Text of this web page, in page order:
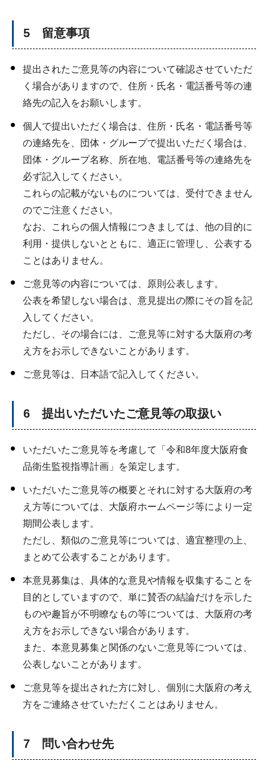
5 留意事項
提出されたご意見等の内容について確認させていただ
く場合がありますので、住所・氏名・電話番号等の連
絡先の記入をお願いします。
個人で提出いただく場合は、住所・氏名・電話番号等
の連絡先を、団体・グループで提出いただく場合は、
団体・グループ名称、所在地、電話番号等の連絡先を
必ず記入してください。
これらの記載がないものについては、受付できません
のでご注意ください。
なお、これらの個人情報につきましては、他の目的に
利用・提供しないとともに、適正に管理し、公表する
ことはありません。
ご意見等の内容については、原則公表します。
公表を希望しない場合は、意見提出の際にその旨を記
入してください。
ただし、その場合には、ご意見等に対する大阪府の考
え方をお示しできないことがあります。
ご意見等は、日本語で記入してください。
6 提出いただいたご意見等の取扱い
いただいたご意見等を考慮して「令和8年度大阪府食
品衛生監視指導計画」を策定します。
いただいたご意見等の概要とそれに対する大阪府の考
え方等については、大阪府ホームページ等により一定
期間公表します。
ただし、類似のご意見等については、適宜整理の上、
まとめて公表することがあります。
本意見募集は、具体的な意見や情報を収集することを
目的としていますので、単に賛否の結論だけを示した
ものや趣旨が不明瞭なもの等については、大阪府の考
え方をお示しできない場合があります。
また、本意見募集と関係のないご意見等については、
公表しないことがあります。
ご意見等を提出された方に対し、個別に大阪府の考え
方をご連絡させていただくことはありません。
7 問い合わせ先